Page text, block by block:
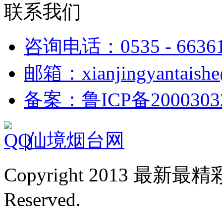
联系我们
咨询电话：0535 -
邮箱：
备案：鲁ICP备
|仙境烟台网
Copyright 2013 最新最
Reserved.